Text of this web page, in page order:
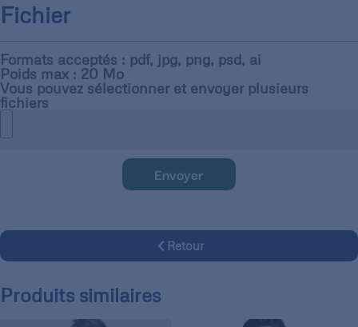
Fichier
Formats acceptés : pdf, jpg, png, psd, ai
Poids max : 20 Mo
Vous pouvez sélectionner et envoyer plusieurs
fichiers
Envoyer
Retour
Produits similaires